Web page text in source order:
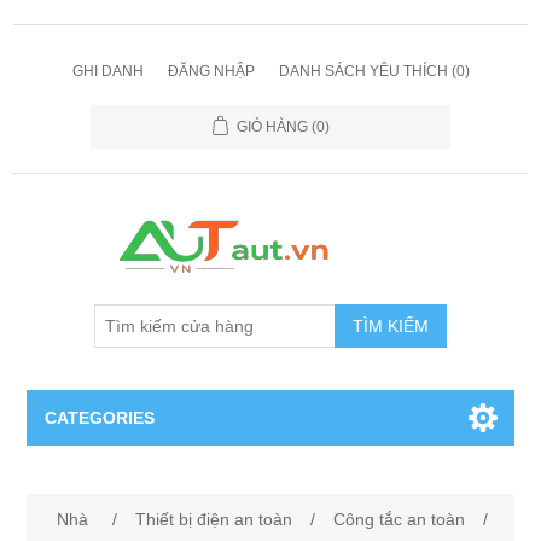
GHI DANH ĐĂNG NHẬP DANH SÁCH YÊU THÍCH (0)
GIỎ HÀNG (0)
TÌM KIẾM
CATEGORIES
Nhà / Thiết bị điện an toàn / Công tắc an toàn
/